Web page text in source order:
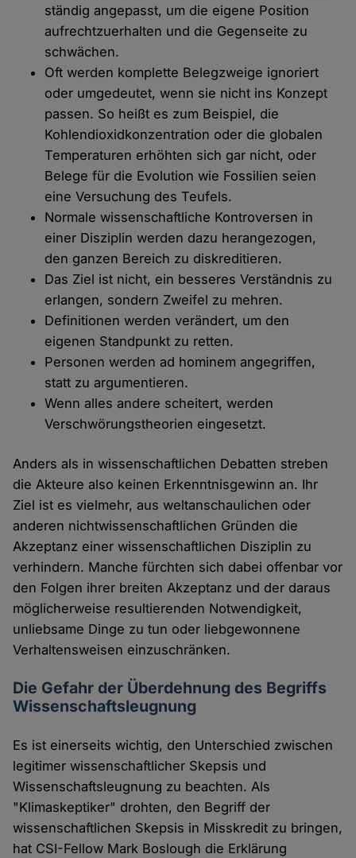
ständig angepasst, um die eigene Position
aufrechtzuerhalten und die Gegenseite zu
schwächen.
Oft werden komplette Belegzweige ignoriert
oder umgedeutet, wenn sie nicht ins Konzept
passen. So heißt es zum Beispiel, die
Kohlendioxidkonzentration oder die globalen
Temperaturen erhöhten sich gar nicht, oder
Belege für die Evolution wie Fossilien seien
eine Versuchung des Teufels.
Normale wissenschaftliche Kontroversen in
einer Disziplin werden dazu herangezogen,
den ganzen Bereich zu diskreditieren.
Das Ziel ist nicht, ein besseres Verständnis zu
erlangen, sondern Zweifel zu mehren.
Definitionen werden verändert, um den
eigenen Standpunkt zu retten.
Personen werden ad hominem angegriffen,
statt zu argumentieren.
Wenn alles andere scheitert, werden
Verschwörungstheorien eingesetzt.
Anders als in wissenschaftlichen Debatten streben
die Akteure also keinen Erkenntnisgewinn an. Ihr
Ziel ist es vielmehr, aus weltanschaulichen oder
anderen nichtwissenschaftlichen Gründen die
Akzeptanz einer wissenschaftlichen Disziplin zu
verhindern. Manche fürchten sich dabei offenbar vor
den Folgen ihrer breiten Akzeptanz und der daraus
möglicherweise resultierenden Notwendigkeit,
unliebsame Dinge zu tun oder liebgewonnene
Verhaltensweisen einzuschränken.
Die Gefahr der Überdehnung des Begriffs
Wissenschaftsleugnung
Es ist einerseits wichtig, den Unterschied zwischen
legitimer wissenschaftlicher Skepsis und
Wissenschaftsleugnung zu beachten. Als
"Klimaskeptiker" drohten, den Begriff der
wissenschaftlichen Skepsis in Misskredit zu bringen,
hat CSI-Fellow Mark Boslough die Erklärung